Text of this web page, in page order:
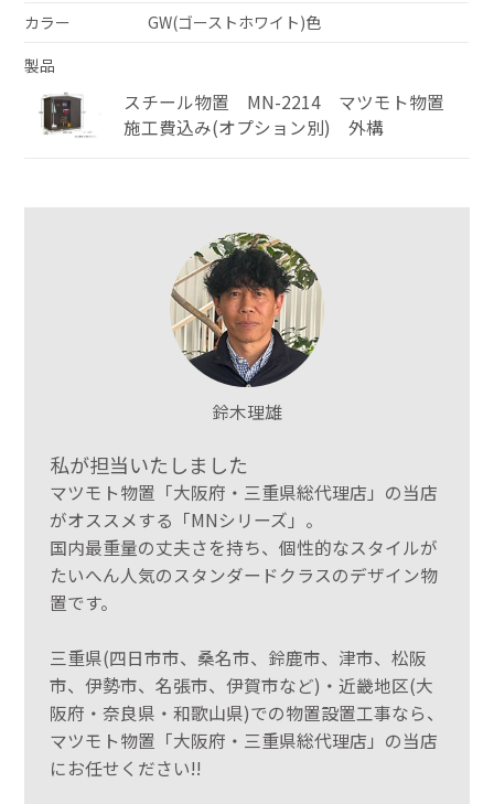
カラー
GW(ゴーストホワイト)色
製品
スチール物置 MN-2214 マツモト物置
施工費込み(オプション別) 外構
鈴木理雄
私が担当いたしました
マツモト物置「大阪府・三重県総代理店」の当店
がオススメする「MNシリーズ」。
国内最重量の丈夫さを持ち、個性的なスタイルが
たいへん人気のスタンダードクラスのデザイン物
置です。
三重県(四日市市、桑名市、鈴鹿市、津市、松阪
市、伊勢市、名張市、伊賀市など)・近畿地区(大
阪府・奈良県・和歌山県)での物置設置工事なら、
マツモト物置「大阪府・三重県総代理店」の当店
にお任せください!!